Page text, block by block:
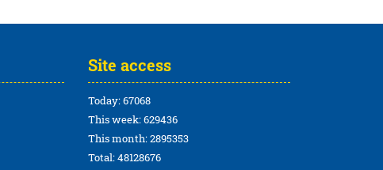
Site access
Today: 67068
This week: 629436
This month: 2895353
Total: 48128676